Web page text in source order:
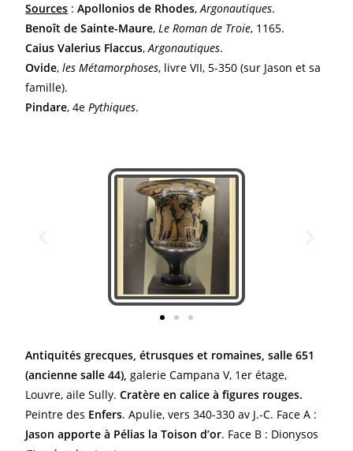
Sources :Apollonios de Rhodes,Argonautiques.
Benoît de Sainte-Maure,Le Roman de Troie, 1165.
Caius Valerius Flaccus,Argonautiques.
Ovide,les Métamorphoses, livre VII, 5-350 (sur Jason et sa
famille).
Pindare, 4ePythiques.
Antiquités grecques, étrusques et romaines, salle 651
(ancienne salle 44), galerie Campana V, 1er étage,
Louvre, aile Sully.Cratère en calice à figures rouges.
Peintre des Enfers. Apulie, vers 340-330 av J.-C. Face A :
Jason apporte à Pélias la Toison d’or. Face B : Dionysos